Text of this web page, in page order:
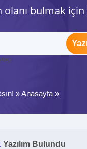
bulmak
»Anasayfa »
Yazılım Bulundu